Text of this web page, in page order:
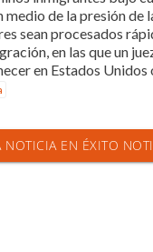
medio de la presión de
sean procesados
en las que un
en Estados Unidos
NOTICIA EN ÉXITO